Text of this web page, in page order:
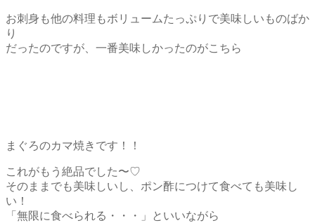
お刺身も他の料理もボリュームたっぷりで美味しいものばか
り
だったのですが、一番美味しかったのがこちら
まぐろのカマ焼きです！！
これがもう絶品でした〜♡
そのままでも美味しいし、ポン酢につけて食べても美味し
い！
「無限に食べられる・・・」といいながら